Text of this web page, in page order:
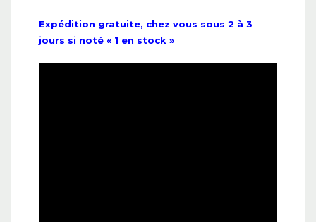
Expédition gratuite, chez vous sous 2 à 3
jours si noté « 1 en stock »